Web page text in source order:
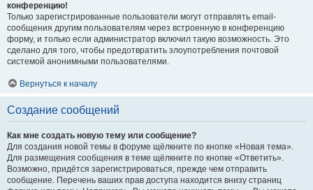
конференцию!
Только зарегистрированные пользователи могут отправлять email-
сообщения другим пользователям через встроенную в конференцию
форму, и только если администратор включил такую возможность. Это
сделано для того, чтобы предотвратить злоупотребления почтовой
системой анонимными пользователями.
Вернуться к началу
Создание сообщений
Как мне создать новую тему или сообщение?
Для создания новой темы в форуме щёлкните по кнопке «Новая тема».
Для размещения сообщения в теме щёлкните по кнопке «Ответить».
Возможно, придётся зарегистрироваться, прежде чем отправить
сообщение. Перечень ваших прав доступа находится внизу страниц